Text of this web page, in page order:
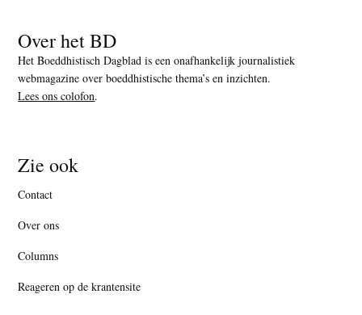
Over het BD
Het Boeddhistisch Dagblad is een onafhankelijk journalistiek
webmagazine over boeddhistische thema’s en inzichten.
Lees ons colofon.
Zie ook
Contact
Over ons
Columns
Reageren op de krantensite